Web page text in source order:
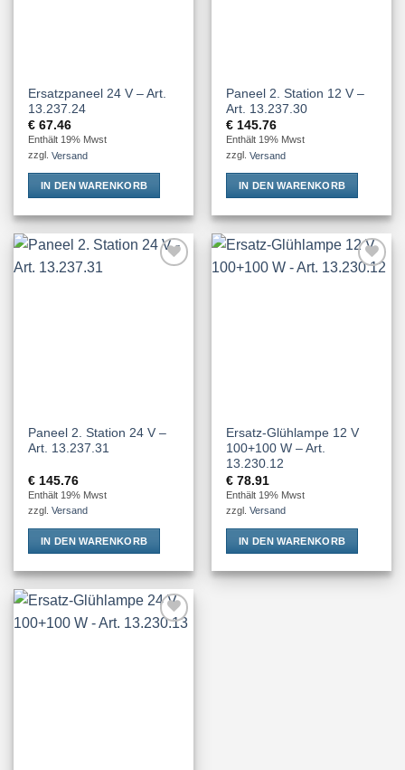
Ersatzpaneel 24 V – Art.
13.237.24
€ 67.46
Enthält 19% Mwst
zzgl.Versand
IN DEN WARENKORB
Paneel 2. Station 12 V –
Art. 13.237.30
€ 145.76
Enthält 19% Mwst
zzgl.Versand
IN DEN WARENKORB
Paneel 2. Station 24 V –
Art. 13.237.31
€ 145.76
Enthält 19% Mwst
zzgl.Versand
IN DEN WARENKORB
Ersatz-Glühlampe 12 V
100+100 W – Art.
13.230.12
€ 78.91
Enthält 19% Mwst
zzgl.Versand
IN DEN WARENKORB